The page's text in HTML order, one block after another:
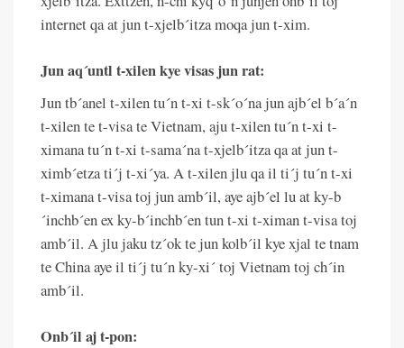
internet qa at jun t-xjelb´itza moqa jun t-xim.
Jun aq´untl t-xilen kye visas jun rat:
Jun tb´anel t-xilen tu´n t-xi t-sk´o´na jun ajb´el b´a´n
t-xilen te t-visa te Vietnam, aju t-xilen tu´n t-xi t-
ximana tu´n t-xi t-sama´na t-xjelb´itza qa at jun t-
ximb´etza ti´j t-xi´ya. A t-xilen jlu qa il ti´j tu´n t-xi
t-ximana t-visa toj jun amb´il, aye ajb´el lu at ky-b
´inchb´en ex ky-b´inchb´en tun t-xi t-ximan t-visa toj
amb´il. A jlu jaku tz´ok te jun kolb´il kye xjal te tnam
te China aye il ti´j tu´n ky-xi´ toj Vietnam toj ch´in
amb´il.
Onb´il aj t-pon: